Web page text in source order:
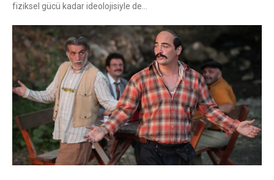
fiziksel gücü kadar ideolojisiyle de…